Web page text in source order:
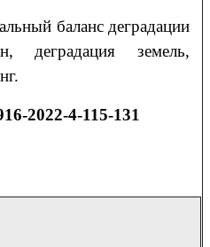
баланс деградации
деградация земель,
2022-4-115-131